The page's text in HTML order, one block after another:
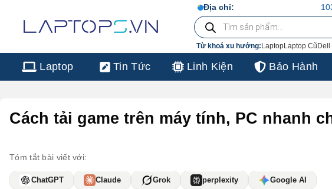
dung
Địa chỉ:103/16 Nguyễn Hồng Đào, P.
Tìm
kiếm
sản
phẩm
Từ khoá xu hướng: LaptopLaptop Cũ Dell
Laptop Tin Tức Linh Kiện Bảo Hành
Cách tải game trên máy tính, PC nhanh
Tóm tắt bài viết với:
ChatGPT Claude Grok perplexity Google AI